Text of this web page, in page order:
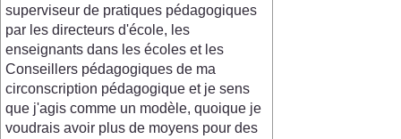
superviseur de pratiques pédagogiques
par les directeurs d'école, les
enseignants dans les écoles et les
Conseillers pédagogiques de ma
circonscription pédagogique et je sens
que j'agis comme un modèle, quoique je
voudrais avoir plus de moyens pour des